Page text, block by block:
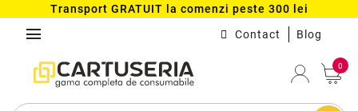
Transport GRATUIT la comenzi peste 300 lei
menu Contact Blog
0